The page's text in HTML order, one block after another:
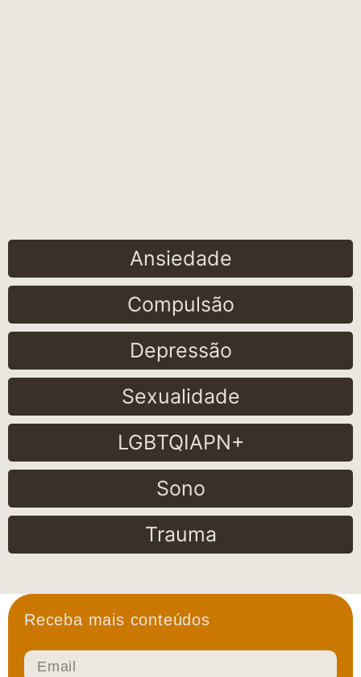
Ansiedade
Compulsão
Depressão
Sexualidade
LGBTQIAPN+
Sono
Trauma
Receba mais conteúdos